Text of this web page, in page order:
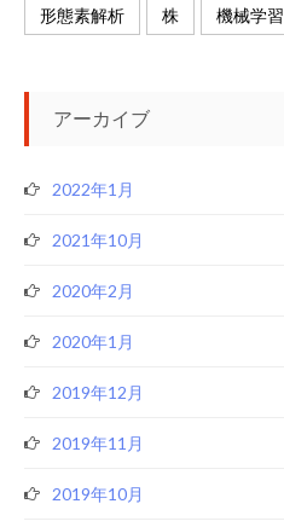
形態素解析 株 機械学習
アーカイブ
2022年1月
2021年10月
2020年2月
2020年1月
2019年12月
2019年11月
2019年10月